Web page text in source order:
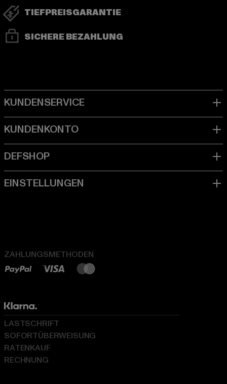
TIEFPREISGARANTIE
SICHERE BEZAHLUNG
ZAHLUNGSMETHODEN
LASTSCHRIFT
SOFORTÜBERWEISUNG
RATENKAUF
RECHNUNG